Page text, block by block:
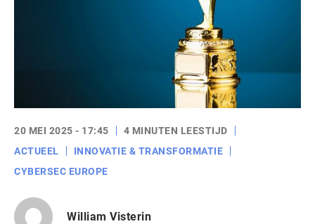
20 MEI 2025 - 17:45
4 MINUTEN LEESTIJD
ACTUEEL
INNOVATIE & TRANSFORMATIE
CYBERSEC EUROPE
William Visterin